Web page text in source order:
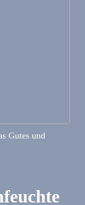
Gutes und